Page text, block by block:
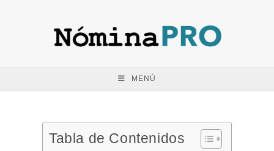
MENÚ
Tabla de Contenidos